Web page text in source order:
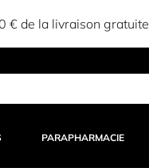
€ de la livraison gratuite
PARAPHARMACIE